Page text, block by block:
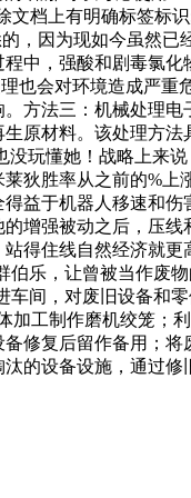
档上有明确标签标
，因为现如今虽然已
中，强酸和剧毒氯
也会对环境造成严重
方法三：机械处理电
原材料。该处理方法
玩懂她！战略上来
狄胜率从之前的%上
益于机器人移速和伤
增强被动之后，压线
得住线自然经济就更
乐，让曾被当作废
间，对废旧设备和零
制作磨机绞笼；利
修复后留作备用；将
的设备设施，通过修